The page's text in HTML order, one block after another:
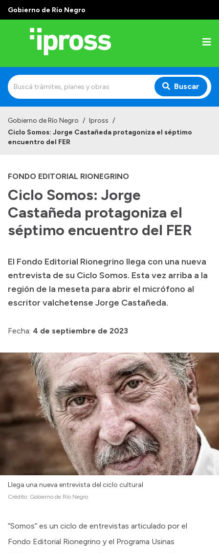
Gobierno de Río Negro
Buscar
Institucional
Autoridades
Delegaciones
Consultorios Propios
Presentación CV
Transparencia
Inversión en Salud
Licitaciones
Gobierno de Río Negro / Ipross /
Ciclo Somos: Jorge Castañeda protagoniza el séptimo
encuentro del FER
FONDO EDITORIAL RIONEGRINO
Ciclo Somos: Jorge
Castañeda protagoniza el
séptimo encuentro del FER
El Fondo Editorial Rionegrino llega con una nueva
entrevista de su Ciclo Somos. Esta vez arriba a la
región de la meseta para abrir el micrófono al
escritor valchetense Jorge Castañeda.
Fecha: 4 de septiembre de 2023
Llega una nueva entrevista del ciclo cultural
Crédito: Gobierno de Río Negro
“Somos” es un ciclo de entrevistas articulado por el
Fondo Editorial Rionegrino y el Programa Usinas